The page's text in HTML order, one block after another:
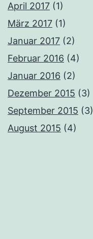
April 2017 (1)
März 2017 (1)
Januar 2017 (2)
Februar 2016 (4)
Januar 2016 (2)
Dezember 2015 (3)
September 2015 (3)
August 2015 (4)